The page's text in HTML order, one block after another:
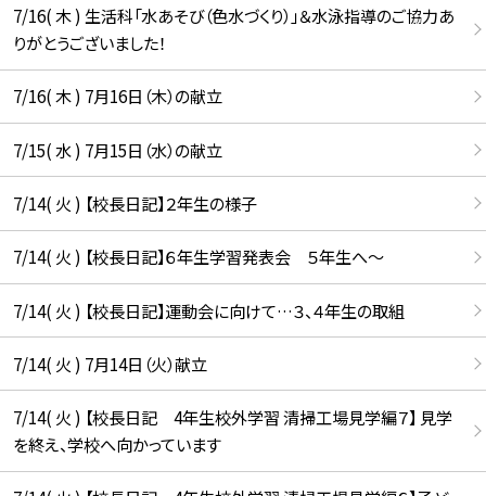
7/16( 木 ) 生活科「水あそび（色水づくり）」＆水泳指導のご協力あ
りがとうございました！
7/16( 木 ) 7月16日（木）の献立
7/15( 水 ) 7月15日（水）の献立
7/14( 火 ) 【校長日記】２年生の様子
7/14( 火 ) 【校長日記】６年生学習発表会 ５年生へ〜
7/14( 火 ) 【校長日記】運動会に向けて…３、４年生の取組
7/14( 火 ) 7月14日（火）献立
7/14( 火 ) 【校長日記 4年生校外学習 清掃工場見学編７】 見学
を終え、学校へ向かっています